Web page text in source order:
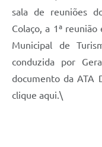
sala de reuniões
Colaço, a 1ª
Municipal de
conduzida por
documento da ATA
clique aqui.\